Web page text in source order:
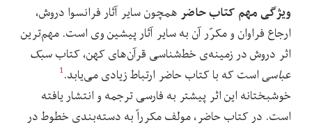
ویژگی مهم کتاب حاضرهمچون سایر آثار فرانسوا دروش،
ارجاع فراوان و مکرّر آن به سایر آثار پیشین وی است. مهم‌ترین
اثر دروش در زمینه‌ی خط‌شناسی قرآن‌های کهن، کتابسبک
عباسیاست که با کتاب حاضر ارتباط زیادی می‌یابد.1
خوشبختانه این اثر پیشتر به فارسی ترجمه و انتشار یافته
است. در کتاب حاضر، مولف مکرراً به دسته‌بندی خطوط در